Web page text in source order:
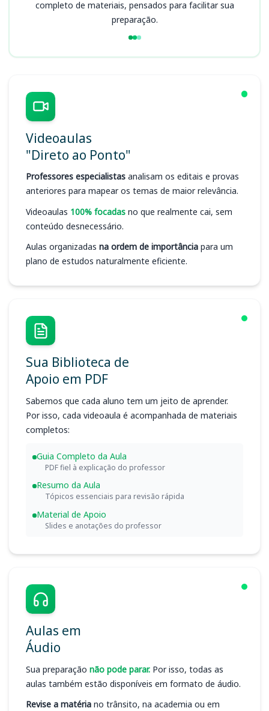
completo de materiais, pensados para facilitar sua
preparação.
Videoaulas
"Direto ao Ponto"
Professores especialistas analisam os editais e provas
anteriores para mapear os temas de maior relevância.
Videoaulas 100% focadas no que realmente cai, sem
conteúdo desnecessário.
Aulas organizadas na ordem de importância para um
plano de estudos naturalmente eficiente.
Sua Biblioteca de
Apoio em PDF
Sabemos que cada aluno tem um jeito de aprender.
Por isso, cada videoaula é acompanhada de materiais
completos:
Guia Completo da Aula
PDF fiel à explicação do professor
Resumo da Aula
Tópicos essenciais para revisão rápida
Material de Apoio
Slides e anotações do professor
Aulas em
Áudio
Sua preparação não pode parar. Por isso, todas as
aulas também estão disponíveis em formato de áudio.
Revise a matéria no trânsito, na academia ou em